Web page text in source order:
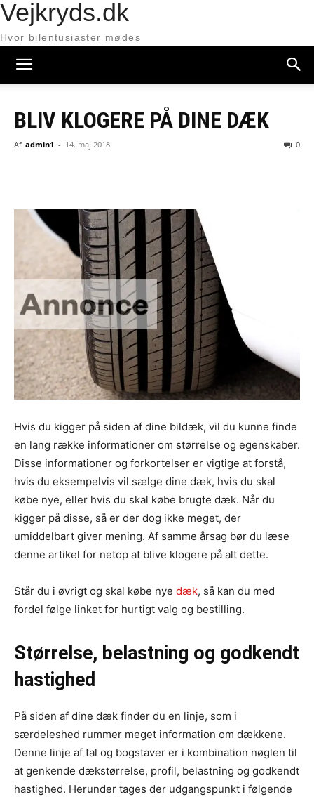
Vejkryds.dk
Hvor bilentusiaster mødes
BLIV KLOGERE PÅ DINE DÆK
Af admin1 - 14. maj 2018 0
Hvis du kigger på siden af dine bildæk, vil du kunne finde
en lang række informationer om størrelse og egenskaber.
Disse informationer og forkortelser er vigtige at forstå,
hvis du eksempelvis vil sælge dine dæk, hvis du skal
købe nye, eller hvis du skal købe brugte dæk. Når du
kigger på disse, så er der dog ikke meget, der
umiddelbart giver mening. Af samme årsag bør du læse
denne artikel for netop at blive klogere på alt dette.
Står du i øvrigt og skal købe nye dæk, så kan du med
fordel følge linket for hurtigt valg og bestilling.
Størrelse, belastning og godkendt
hastighed
På siden af dine dæk finder du en linje, som i
særdeleshed rummer meget information om dækkene.
Denne linje af tal og bogstaver er i kombination nøglen til
at genkende dækstørrelse, profil, belastning og godkendt
hastighed. Herunder tages der udgangspunkt i følgende